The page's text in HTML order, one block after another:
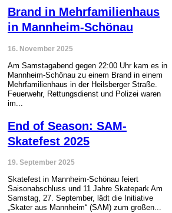
Brand in Mehrfamilienhaus
in Mannheim-Schönau
16. November 2025
Am Samstagabend gegen 22:00 Uhr kam es in
Mannheim-Schönau zu einem Brand in einem
Mehrfamilienhaus in der Heilsberger Straße.
Feuerwehr, Rettungsdienst und Polizei waren
im...
End of Season: SAM-
Skatefest 2025
19. September 2025
Skatefest in Mannheim-Schönau feiert
Saisonabschluss und 11 Jahre Skatepark Am
Samstag, 27. September, lädt die Initiative
„Skater aus Mannheim“ (SAM) zum großen...